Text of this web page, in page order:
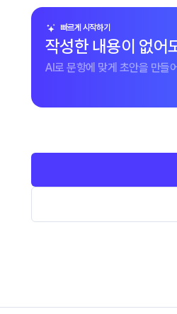
빠르게 시작하기
작성한 내용이 없어
AI로 문항에 맞게 초안을 만들